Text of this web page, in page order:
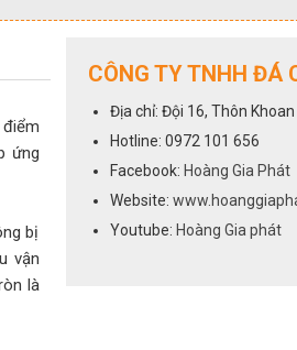
ứng
bị
vận
là
CÔNG TY TNHH ĐÁ
Địa chỉ: Đội 16, Thôn
Hotline: 0972 101 656
Facebook: Hoàng Gia Phát
Website:
Youtube: Hoàng Gia phát